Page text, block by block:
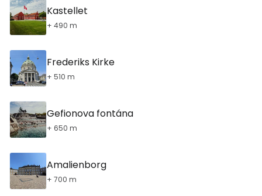
Kastellet
+ 490 m
Frederiks Kirke
+ 510 m
Gefionova fontána
+ 650 m
Amalienborg
+ 700 m